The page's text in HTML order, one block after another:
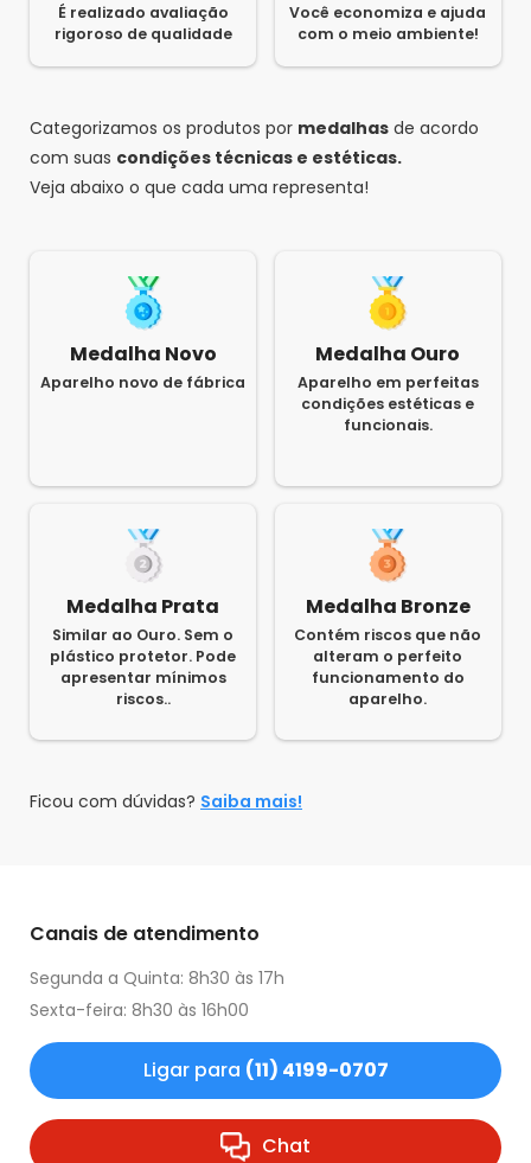
É realizado avaliação
rigoroso de qualidade
Você economiza e ajuda
com o meio ambiente!
Categorizamos os produtos por medalhas de acordo
com suas condições técnicas e estéticas.
Veja abaixo o que cada uma representa!
Medalha Novo
Aparelho novo de fábrica
Medalha Ouro
Aparelho em perfeitas
condições estéticas e
funcionais.
Medalha Prata
Similar ao Ouro. Sem o
plástico protetor. Pode
apresentar mínimos
riscos..
Medalha Bronze
Contém riscos que não
alteram o perfeito
funcionamento do
aparelho.
Ficou com dúvidas? Saiba mais!
Canais de atendimento
Segunda a Quinta: 8h30 às 17h
Sexta-feira: 8h30 às 16h00
Ligar para (11) 4199-0707
Chat